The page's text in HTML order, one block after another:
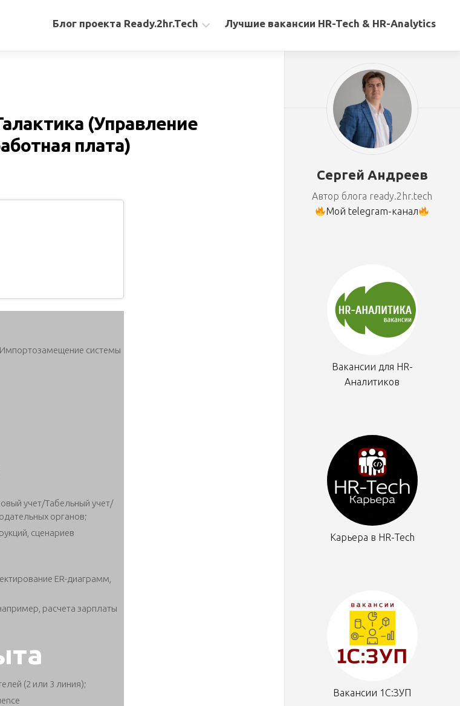
Блог проекта Ready.2hr.Tech
Авторские
материалы
Лучшие вакансии HR-Tech & HR-Analytics
(Управление
плата)
системы
учет/Табельный учет/
органов;
сценариев
ER-диаграмм,
расчета зарплаты
(2 или 3 линия);
Сергей Андреев
Автор блога ready.2hr.tech
Мой telegram-канал
Вакансии для HR-
Аналитиков
Карьера в HR-Tech
Вакансии 1С:ЗУП